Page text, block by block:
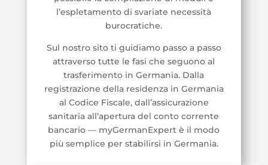
l’espletamento di svariate necessità
burocratiche.
Sul nostro sito ti guidiamo passo a passo
attraverso tutte le fasi che seguono al
trasferimento in Germania. Dalla
registrazione della residenza in Germania
al Codice Fiscale, dall’assicurazione
sanitaria all’apertura del conto corrente
bancario — myGermanExpert è il modo
più semplice per stabilirsi in Germania.